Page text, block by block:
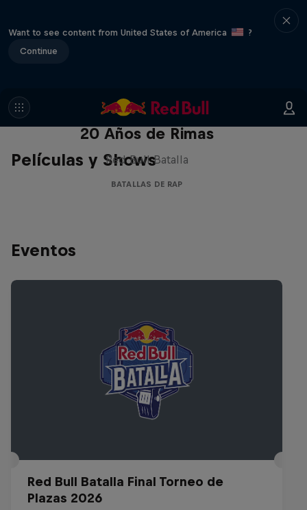
Want to see content from United States of America
?
Continue
Películas y Shows
Red Bull Batalla Nueva Historia:
20 Años de Rimas
Red Bull Batalla
BATALLAS DE RAP
Eventos
Red Bull Batalla Final Torneo de
Plazas 2026